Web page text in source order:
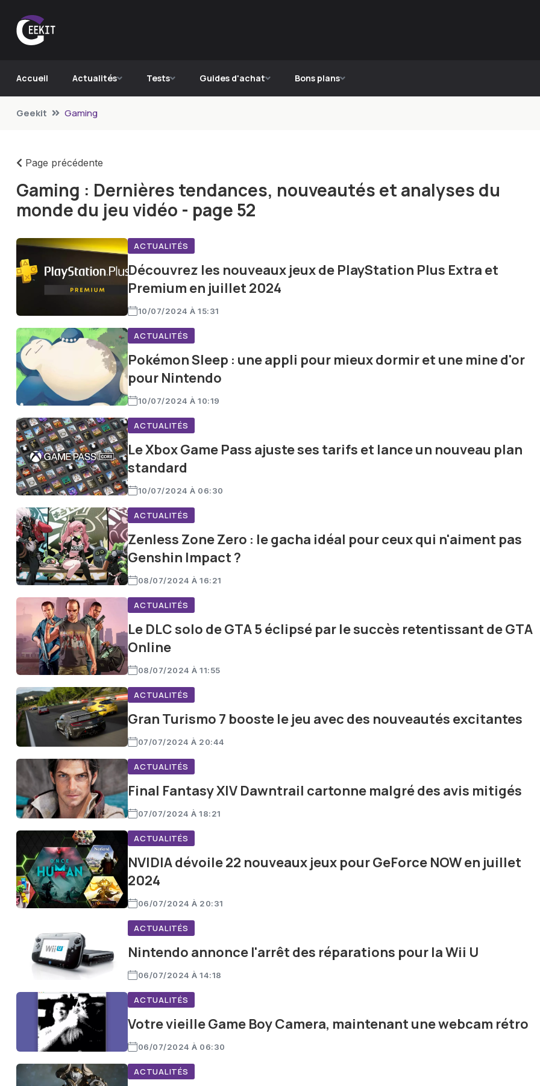
Accueil Actualités Tests Guides d'achat Bons plans
Geekit Gaming
Page précédente
Gaming : Dernières tendances, nouveautés et analyses du
monde du jeu vidéo - page 52
ACTUALITÉS
Découvrez les nouveaux jeux de PlayStation Plus Extra et
Premium en juillet 2024
10/07/2024 À 15:31
ACTUALITÉS
Pokémon Sleep : une appli pour mieux dormir et une mine d'or
pour Nintendo
10/07/2024 À 10:19
ACTUALITÉS
Le Xbox Game Pass ajuste ses tarifs et lance un nouveau plan
standard
10/07/2024 À 06:30
ACTUALITÉS
Zenless Zone Zero : le gacha idéal pour ceux qui n'aiment pas
Genshin Impact ?
08/07/2024 À 16:21
ACTUALITÉS
Le DLC solo de GTA 5 éclipsé par le succès retentissant de GTA
Online
08/07/2024 À 11:55
ACTUALITÉS
Gran Turismo 7 booste le jeu avec des nouveautés excitantes
07/07/2024 À 20:44
ACTUALITÉS
Final Fantasy XIV Dawntrail cartonne malgré des avis mitigés
07/07/2024 À 18:21
ACTUALITÉS
NVIDIA dévoile 22 nouveaux jeux pour GeForce NOW en juillet
2024
06/07/2024 À 20:31
ACTUALITÉS
Nintendo annonce l'arrêt des réparations pour la Wii U
06/07/2024 À 14:18
ACTUALITÉS
Votre vieille Game Boy Camera, maintenant une webcam rétro
06/07/2024 À 06:30
ACTUALITÉS